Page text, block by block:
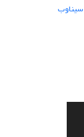
سیناوب